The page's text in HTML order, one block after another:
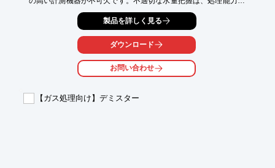
低下やコスト増加につながる可能性があります。VISION小型ター
ビン流量計は、小型・軽量・低コストでありながら、最大65
l/minまでの流量を正確に測定し、水処理プロセスにおける水量把
握をサポートします。
【活用シーン】
・水処理プラントでの各工程の水量モニタリング
・排水量の計測と管理
・研究開発における流体量の精密測定
製品を詳しく見る
ダウンロード
お問い合わせ
【ガス処理向け】デミスター